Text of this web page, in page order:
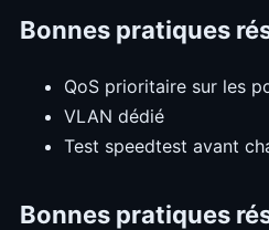
Bonnes pratiques
QoS prioritaire sur les
VLAN dédié
Test speedtest avant
Bonnes pratiques